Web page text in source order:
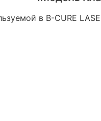
в B-CURE